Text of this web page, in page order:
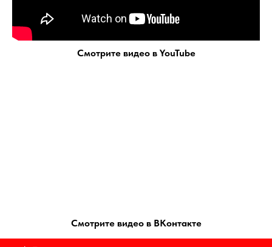
Смотрите видео в YouTube
Смотрите видео в ВКонтакте